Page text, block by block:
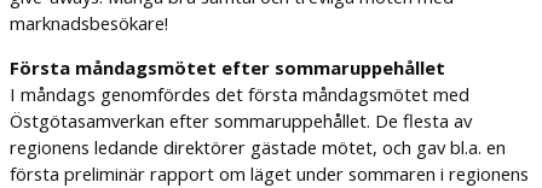
marknadsbesökare!
Första måndagsmötet efter sommaruppehållet
I måndags genomfördes det första måndagsmötet med
Östgötasamverkan efter sommaruppehållet. De flesta av
regionens ledande direktörer gästade mötet, och gav bl.a. en
första preliminär rapport om läget under sommaren i regionens